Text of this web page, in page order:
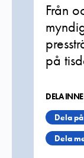
Från
på
DELA
Dela
Dela